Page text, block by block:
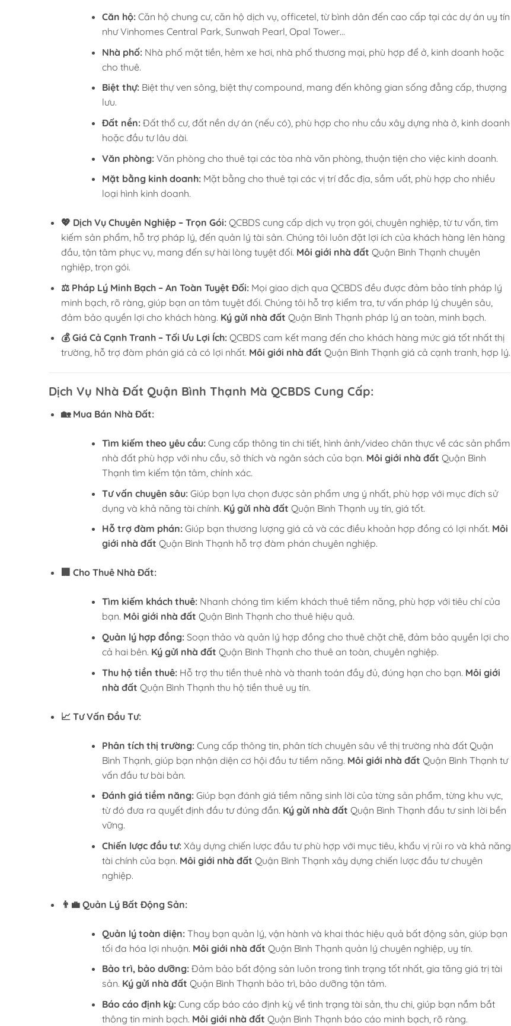
Căn hộ:Căn hộ chung cư, căn hộ dịch vụ, officetel, từ bình dân đến cao cấp tại các dự án uy tín
như Vinhomes Central Park, Sunwah Pearl, Opal Tower…
Nhà phố:Nhà phố mặt tiền, hẻm xe hơi, nhà phố thương mại, phù hợp để ở, kinh doanh hoặc
cho thuê.
Biệt thự:Biệt thự ven sông, biệt thự compound, mang đến không gian sống đẳng cấp, thượng
lưu.
Đất nền:Đất thổ cư, đất nền dự án (nếu có), phù hợp cho nhu cầu xây dựng nhà ở, kinh doanh
hoặc đầu tư lâu dài.
Văn phòng:Văn phòng cho thuê tại các tòa nhà văn phòng, thuận tiện cho việc kinh doanh.
Mặt bằng kinh doanh:Mặt bằng cho thuê tại các vị trí đắc địa, sầm uất, phù hợp cho nhiều
loại hình kinh doanh.
💖 Dịch Vụ Chuyên Nghiệp – Trọn Gói:QCBDS cung cấp dịch vụ trọn gói, chuyên nghiệp, từ tư vấn, tìm
kiếm sản phẩm, hỗ trợ pháp lý, đến quản lý tài sản. Chúng tôi luôn đặt lợi ích của khách hàng lên hàng
đầu, tận tâm phục vụ, mang đến sự hài lòng tuyệt đối. Môi giới nhà đất Quận Bình Thạnh chuyên
nghiệp, trọn gói.
⚖️ Pháp Lý Minh Bạch – An Toàn Tuyệt Đối:Mọi giao dịch qua QCBDS đều được đảm bảo tính pháp lý
minh bạch, rõ ràng, giúp bạn an tâm tuyệt đối. Chúng tôi hỗ trợ kiểm tra, tư vấn pháp lý chuyên sâu,
đảm bảo quyền lợi cho khách hàng. Ký gửi nhà đất Quận Bình Thạnh pháp lý an toàn, minh bạch.
💰 Giá Cả Cạnh Tranh – Tối Ưu Lợi Ích:QCBDS cam kết mang đến cho khách hàng mức giá tốt nhất thị
trường, hỗ trợ đàm phán giá cả có lợi nhất. Môi giới nhà đất Quận Bình Thạnh giá cả cạnh tranh, hợp lý.
Dịch Vụ Nhà Đất Quận Bình Thạnh Mà QCBDS Cung Cấp:
🏡 Mua Bán Nhà Đất:
Tìm kiếm theo yêu cầu:Cung cấp thông tin chi tiết, hình ảnh/video chân thực về các sản phẩm
nhà đất phù hợp với nhu cầu, sở thích và ngân sách của bạn. Môi giới nhà đất Quận Bình
Thạnh tìm kiếm tận tâm, chính xác.
Tư vấn chuyên sâu:Giúp bạn lựa chọn được sản phẩm ưng ý nhất, phù hợp với mục đích sử
dụng và khả năng tài chính. Ký gửi nhà đất Quận Bình Thạnh uy tín, giá tốt.
Hỗ trợ đàm phán:Giúp bạn thương lượng giá cả và các điều khoản hợp đồng có lợi nhất. Môi
giới nhà đất Quận Bình Thạnh hỗ trợ đàm phán chuyên nghiệp.
🏢 Cho Thuê Nhà Đất:
Tìm kiếm khách thuê:Nhanh chóng tìm kiếm khách thuê tiềm năng, phù hợp với tiêu chí của
bạn. Môi giới nhà đất Quận Bình Thạnh cho thuê hiệu quả.
Quản lý hợp đồng:Soạn thảo và quản lý hợp đồng cho thuê chặt chẽ, đảm bảo quyền lợi cho
cả hai bên. Ký gửi nhà đất Quận Bình Thạnh cho thuê an toàn, chuyên nghiệp.
Thu hộ tiền thuê:Hỗ trợ thu tiền thuê nhà và thanh toán đầy đủ, đúng hạn cho bạn. Môi giới
nhà đất Quận Bình Thạnh thu hộ tiền thuê uy tín.
📈 Tư Vấn Đầu Tư:
Phân tích thị trường:Cung cấp thông tin, phân tích chuyên sâu về thị trường nhà đất Quận
Bình Thạnh, giúp bạn nhận diện cơ hội đầu tư tiềm năng. Môi giới nhà đất Quận Bình Thạnh tư
vấn đầu tư bài bản.
Đánh giá tiềm năng:Giúp bạn đánh giá tiềm năng sinh lời của từng sản phẩm, từng khu vực,
từ đó đưa ra quyết định đầu tư đúng đắn. Ký gửi nhà đất Quận Bình Thạnh đầu tư sinh lời bền
vững.
Chiến lược đầu tư:Xây dựng chiến lược đầu tư phù hợp với mục tiêu, khẩu vị rủi ro và khả năng
tài chính của bạn. Môi giới nhà đất Quận Bình Thạnh xây dựng chiến lược đầu tư chuyên
nghiệp.
👨‍💼 Quản Lý Bất Động Sản:
Quản lý toàn diện:Thay bạn quản lý, vận hành và khai thác hiệu quả bất động sản, giúp bạn
tối đa hóa lợi nhuận. Môi giới nhà đất Quận Bình Thạnh quản lý chuyên nghiệp, uy tín.
Bảo trì, bảo dưỡng:Đảm bảo bất động sản luôn trong tình trạng tốt nhất, gia tăng giá trị tài
sản. Ký gửi nhà đất Quận Bình Thạnh bảo trì, bảo dưỡng tận tâm.
Báo cáo định kỳ:Cung cấp báo cáo định kỳ về tình trạng tài sản, thu chi, giúp bạn nắm bắt
thông tin minh bạch. Môi giới nhà đất Quận Bình Thạnh báo cáo minh bạch, rõ ràng.